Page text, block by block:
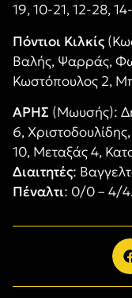
19, 10-21, 12-28,
Πόντιοι Κιλκίς
Βαλής, Ψαρράς,
Κωστόπουλος 2,
ΑΡΗΣ (Μωυσής):
6,
10, Μεταξάς 4,
Διαιτητές:
Πέναλτι: 0/0 – 4/